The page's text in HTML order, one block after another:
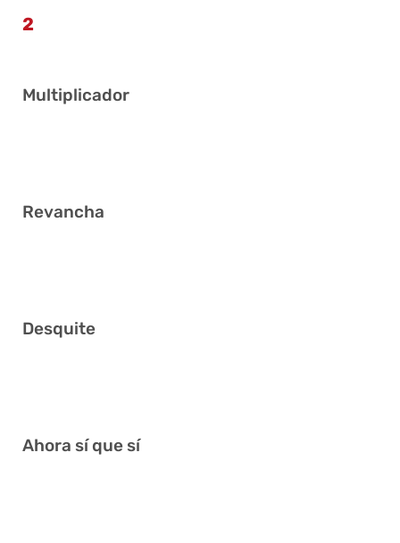
2
Multiplicador
Revancha
Desquite
Ahora sí que sí